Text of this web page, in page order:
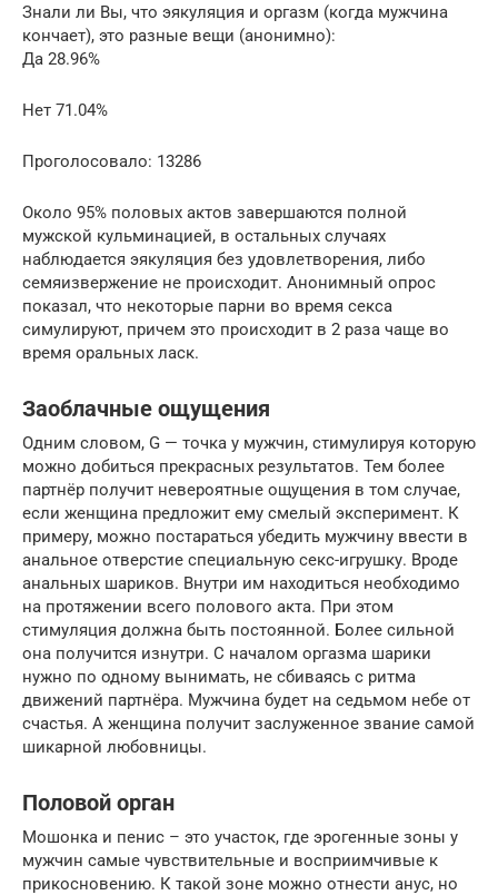
Знали ли Вы, что эякуляция и оргазм (когда мужчина
кончает), это разные вещи (анонимно):
Да 28.96%
Нет 71.04%
Проголосовало: 13286
Около 95% половых актов завершаются полной
мужской кульминацией, в остальных случаях
наблюдается эякуляция без удовлетворения, либо
семяизвержение не происходит. Анонимный опрос
показал, что некоторые парни во время секса
симулируют, причем это происходит в 2 раза чаще во
время оральных ласк.
Заоблачные ощущения
Одним словом, G — точка у мужчин, стимулируя которую
можно добиться прекрасных результатов. Тем более
партнёр получит невероятные ощущения в том случае,
если женщина предложит ему смелый эксперимент. К
примеру, можно постараться убедить мужчину ввести в
анальное отверстие специальную секс-игрушку. Вроде
анальных шариков. Внутри им находиться необходимо
на протяжении всего полового акта. При этом
стимуляция должна быть постоянной. Более сильной
она получится изнутри. С началом оргазма шарики
нужно по одному вынимать, не сбиваясь с ритма
движений партнёра. Мужчина будет на седьмом небе от
счастья. А женщина получит заслуженное звание самой
шикарной любовницы.
Половой орган
Мошонка и пенис – это участок, где эрогенные зоны у
мужчин самые чувствительные и восприимчивые к
прикосновению. К такой зоне можно отнести анус, но